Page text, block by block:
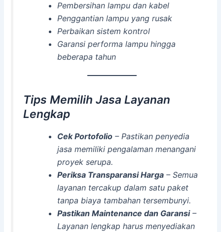
Pembersihan lampu dan kabel
Penggantian lampu yang rusak
Perbaikan sistem kontrol
Garansi performa lampu hingga
beberapa tahun
Tips Memilih Jasa Layanan
Lengkap
Cek Portofolio– Pastikan penyedia
jasa memiliki pengalaman menangani
proyek serupa.
Periksa Transparansi Harga– Semua
layanan tercakup dalam satu paket
tanpa biaya tambahan tersembunyi.
Pastikan Maintenance dan Garansi–
Layanan lengkap harus menyediakan